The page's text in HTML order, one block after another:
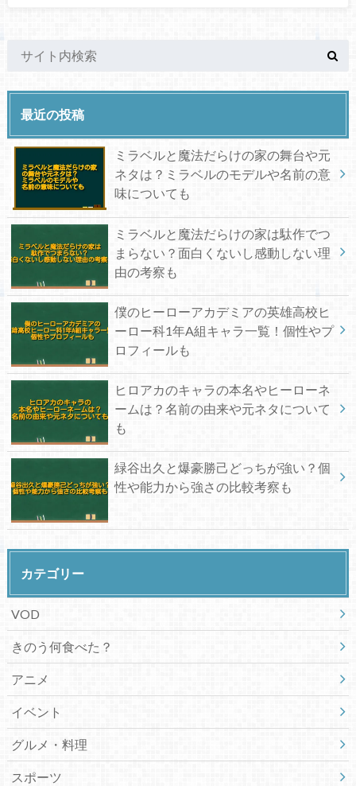
最近の投稿
ミラベルと魔法だらけの家の舞台や元
ネタは？ミラベルのモデルや名前の意
味についても
ミラベルと魔法だらけの家は駄作でつ
まらない？面白くないし感動しない理
由の考察も
僕のヒーローアカデミアの英雄高校ヒ
ーロー科1年A組キャラ一覧！個性やプ
ロフィールも
ヒロアカのキャラの本名やヒーローネ
ームは？名前の由来や元ネタについて
も
緑谷出久と爆豪勝己どっちが強い？個
性や能力から強さの比較考察も
カテゴリー
VOD
きのう何食べた？
アニメ
イベント
グルメ・料理
スポーツ